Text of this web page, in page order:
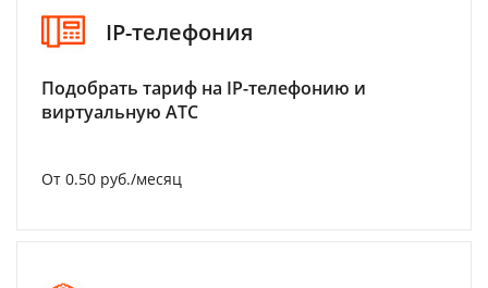
IP-телефония
Подобрать тариф на IP-телефонию и
виртуальную АТС
От 0.50 руб./месяц